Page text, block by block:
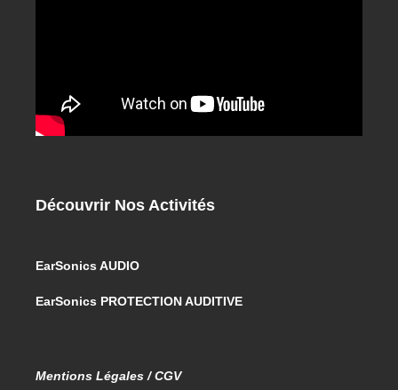
Découvrir Nos Activités
EarSonics AUDIO
EarSonics PROTECTION AUDITIVE
Mentions Légales / CGV